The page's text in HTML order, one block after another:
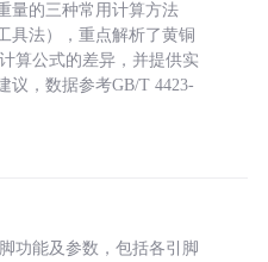
量的三种常用计算方法
具法），重点解析了黄铜
算公式的差异，并提供实
议，数据参考GB/T 4423-
功能及参数，包括各引脚